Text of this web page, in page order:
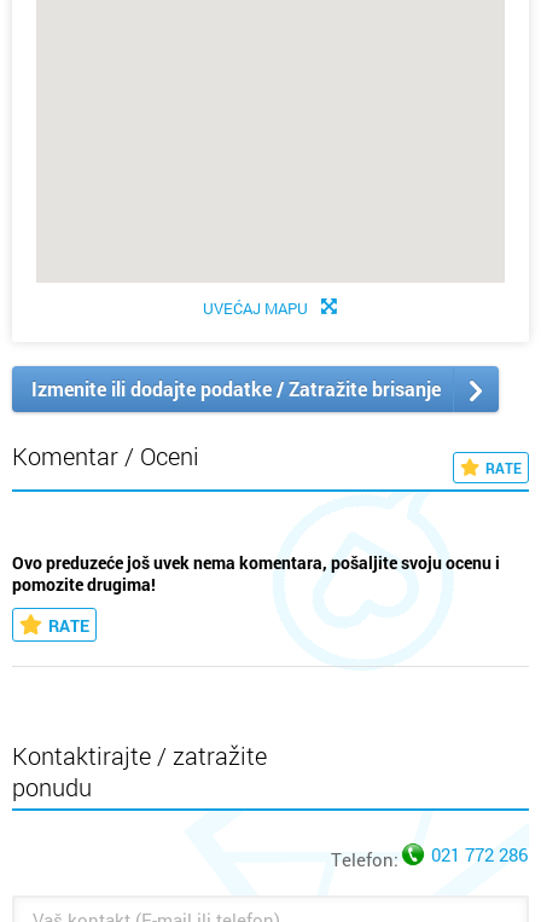
UVEĆAJ MAPU
Izmenite ili dodajte podatke / Zatražite brisanje
Komentar / Oceni RATE
Ovo preduzeće još uvek nema komentara, pošaljite svoju ocenu i
pomozite drugima!
RATE
Kontaktirajte / zatražite
ponudu
Telefon: 021 772 286